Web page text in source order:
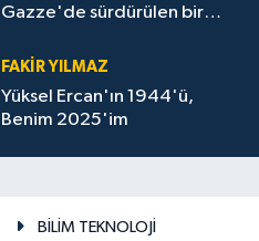
Gazze'de sürdürülen bir
FAKİR YILMAZ
Yüksel Ercan'ın 1944'ü,
Benim 2025'im
BİLİM TEKNOLOJİ